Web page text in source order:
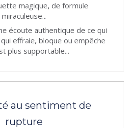
magique, de formule
miraculeuse...
écoute authentique de ce qui
effraie, bloque ou empêche
plus supportable...
au sentiment de
rupture